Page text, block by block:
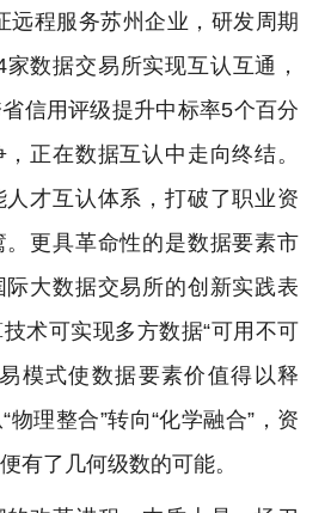
远程服务苏州企业，研发周期
数据交易所实现互认互通，
信用评级提升中标率5个百分
正在数据互认中走向终结。
才互认体系，打破了职业资
更具革命性的是数据要素市
大数据交易所的创新实践表
术可实现多方数据“可用不可
模式使数据要素价值得以释
物理整合”转向“化学融合”，资
有了几何级数的可能。